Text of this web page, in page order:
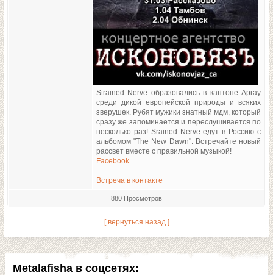
Metalafisha в соцсетях:
Strained Nerve образовались в кантоне Аргау
среди дикой европейской природы и всяких
зверушек. Рубят мужики знатный мдм, который
сразу же запоминается и переслушивается по
несколько раз! Srained Nerve едут в Россию с
альбомом "The New Dawn". Встречайте новый
рассвет вместе с правильной музыкой!
Facebook
Встреча в контакте
880 Просмотров
[ вернуться назад ]